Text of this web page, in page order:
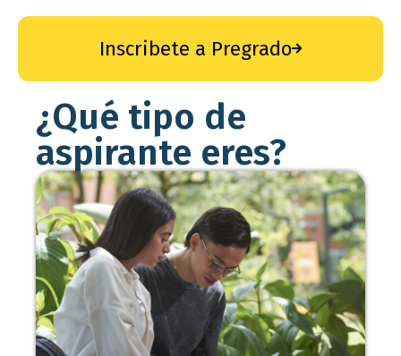
Inscribete a Pregrado
¿Qué tipo de
aspirante eres?